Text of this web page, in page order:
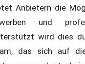
Anbietern die
und
wird dies
das sich auf